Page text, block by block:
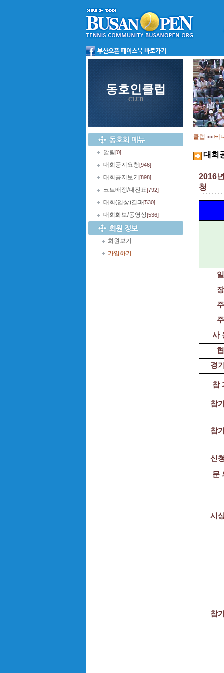
동호인클럽
CLUB
알림[0]
대회공지요청[946]
대회공지보기 [898]
코트배정/대진표[792]
대회(입상)결과[530]
대회화보/동영상[536]
회원보기
가입하기
클럽 >> 테
대회
2016
청
사
경
참
참
참
신
문
시
참